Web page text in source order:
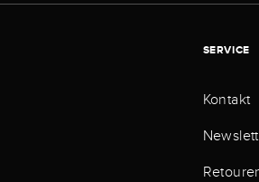
SERVICE
Kontakt